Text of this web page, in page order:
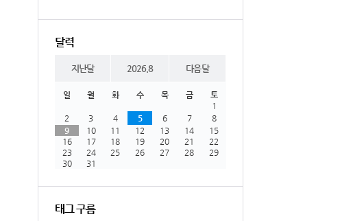
달력
지난달 2026.8 다음달
일 월 화 수 목 금
토
1
2
3 4 5 6 7
8
9
10 11 12 13 14
15
16
17 18 19 20 21
22
23
24 25 26 27 28
29
30
31
태그 구름